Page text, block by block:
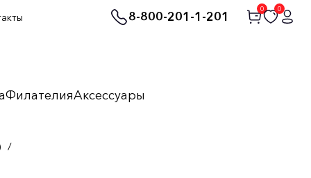
8-800-201-1-201
0 0
ФилателияАксессуары
/